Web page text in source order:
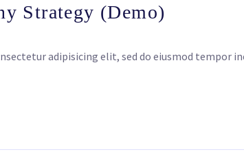
Strategy (Demo)
adipisicing elit, sed do eiusmod tempor